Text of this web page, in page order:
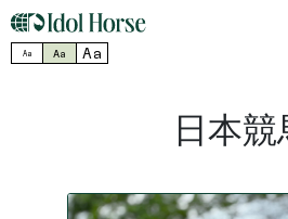
Aa Aa Aa
日本競